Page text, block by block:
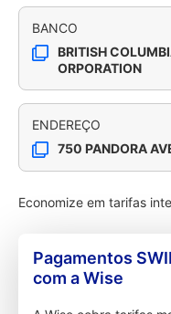
BANCO
BRITISH
ORPORATION
ENDEREÇO
750 PANDORA
Economize em tarifas
Pagamentos
com a Wise